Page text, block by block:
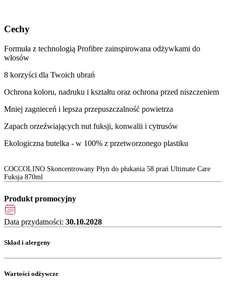
Cechy
Formuła z technologią Profibre zainspirowana odżywkami do
włosów
8 korzyści dla Twoich ubrań
Ochrona koloru, nadruku i kształtu oraz ochrona przed niszczeniem
Mniej zagnieceń i lepsza przepuszczalność powietrza
Zapach orzeźwiających nut fuksji, konwalii i cytrusów
Ekologiczna butelka - w 100% z przetworzonego plastiku
COCCOLINO Skoncentrowany Płyn do płukania 58 prań Ultimate Care
Fuksja 870ml
Produkt promocyjny
Data przydatności: 30.10.2028
Skład i alergeny
Wartości odżywcze